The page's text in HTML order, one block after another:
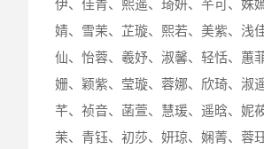
伊、佳青、熙遥、琦妍、芊可、姝
婧、雪茉、芷璇、熙若、美紫、浅
仙、怡蓉、羲妤、淑馨、轻恬、蕙
姗、颖紫、莹璇、蓉娜、欣琦、淑
芊、祯音、菡萱、慧瑗、遥晗、妮
茉、青钰、初莎、妍琼、娴菁、蓉